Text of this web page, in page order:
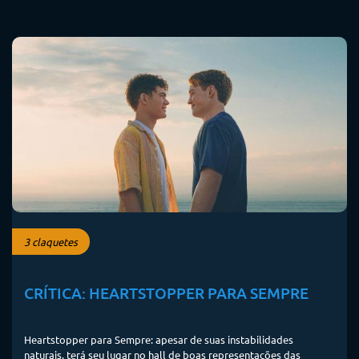
3 claquetes
CRÍTICA: HEARTSTOPPER PARA SEMPRE
Heartstopper para Sempre: apesar de suas instabilidades
naturais, terá seu lugar no hall de boas representações das